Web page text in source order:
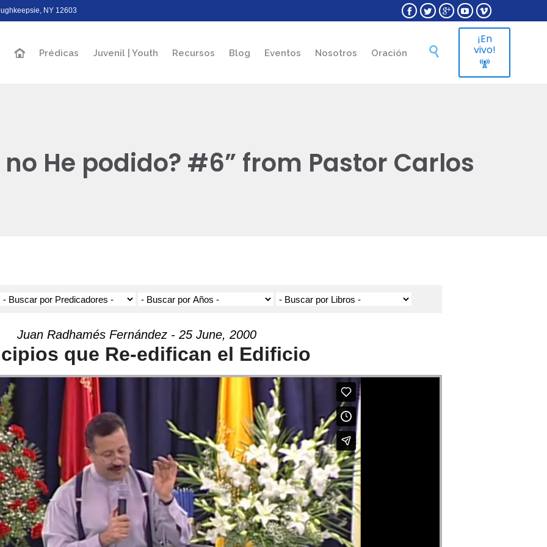
NY 12603     
Skip
Prédicas Juvenil | Youth Recursos Blog Eventos Nosotros Oración 
¡En
vivo!

He podido? #6” from Pastor Carlos
Juan Radhamés Fernández - 25 June, 2000
que Re-edifican el Edificio